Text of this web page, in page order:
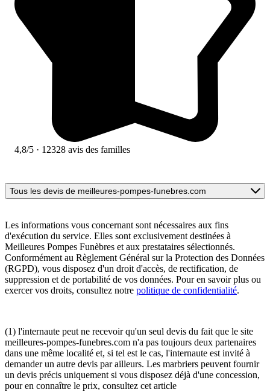
4,8/5 · 12328 avis des familles
Tous les devis de meilleures-pompes-funebres.com
Les informations vous concernant sont nécessaires aux fins
d'exécution du service. Elles sont exclusivement destinées à
Meilleures Pompes Funèbres et aux prestataires sélectionnés.
Conformément au Règlement Général sur la Protection des Données
(RGPD), vous disposez d'un droit d'accès, de rectification, de
suppression et de portabilité de vos données. Pour en savoir plus ou
exercer vos droits, consultez notre politique de confidentialité.
(1) l'internaute peut ne recevoir qu'un seul devis du fait que le site
meilleures-pompes-funebres.com n'a pas toujours deux partenaires
dans une même localité et, si tel est le cas, l'internaute est invité à
demander un autre devis par ailleurs. Les marbriers peuvent fournir
un devis précis uniquement si vous disposez déjà d'une concession,
pour en connaître le prix, consultez cet article